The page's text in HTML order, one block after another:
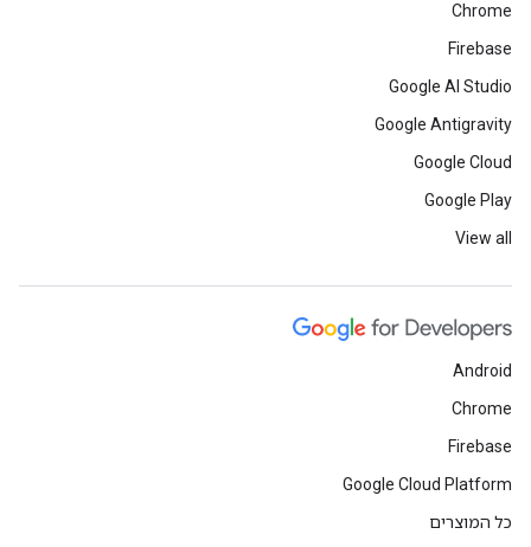
Chrome
Firebase
Google AI Studio
Google Antigravity
Google Cloud
Google Play
View all
Android
Chrome
Firebase
Google Cloud Platform
כל המוצרים